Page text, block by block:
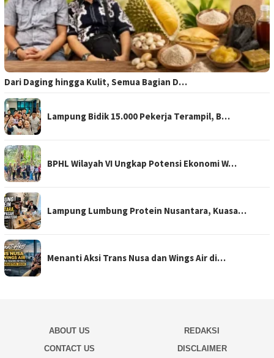
Dari Daging hingga Kulit, Semua Bagian D…
Lampung Bidik 15.000 Pekerja Terampil, B…
BPHL Wilayah VI Ungkap Potensi Ekonomi W…
Lampung Lumbung Protein Nusantara, Kuasa…
Menanti Aksi Trans Nusa dan Wings Air di…
ABOUT US
REDAKSI
CONTACT US
DISCLAIMER